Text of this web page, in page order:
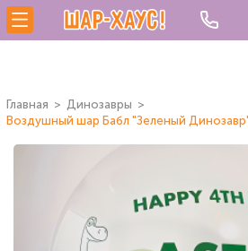
Главная
Динозавры
Воздушный шар Бабл "Зеленый